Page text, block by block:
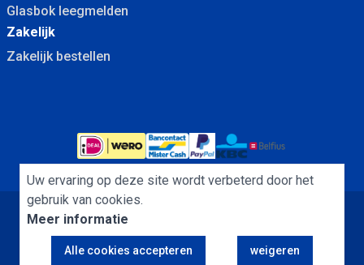
Glasbok leegmelden
Zakelijk
Zakelijk bestellen
Algemene Voorwaarden
Copyright Dubbelglas.nu B.V. © 2013 - 2026
Uw ervaring op deze site wordt verbeterd door het
gebruik van cookies.
Meer informatie
Alle cookies accepteren weigeren